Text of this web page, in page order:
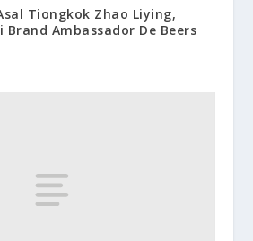
Tiongkok Zhao Liying,
Ambassador De Beers